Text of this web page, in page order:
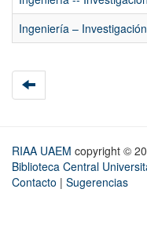
Ingeniería –
RIAA UAEM copyright ©
Biblioteca Central
Contacto | Sugerencias